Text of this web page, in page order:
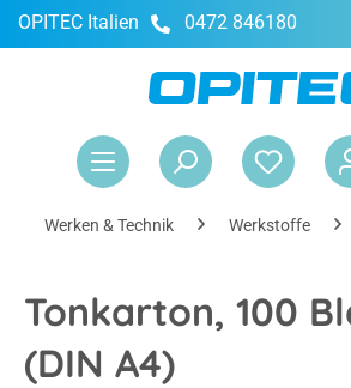
springen
OPITEC Italien 0472 846180
Werken & Technik Werkstoffe
Tonkarton, 100
(DIN A4)